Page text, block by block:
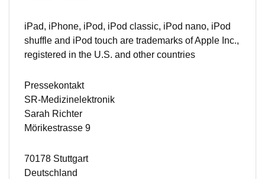
iPad, iPhone, iPod, iPod classic, iPod nano, iPod
shuffle and iPod touch are trademarks of Apple Inc.,
registered in the U.S. and other countries
Pressekontakt
SR-Medizinelektronik
Sarah Richter
Mörikestrasse 9
70178 Stuttgart
Deutschland